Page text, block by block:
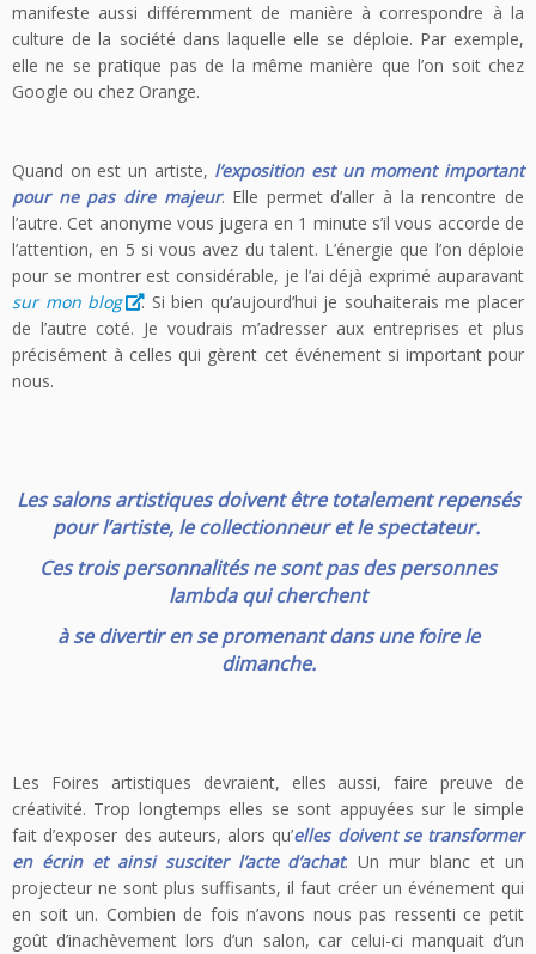
manifeste aussi différemment de manière à correspondre à la
culture de la société dans laquelle elle se déploie. Par exemple,
elle ne se pratique pas de la même manière que l’on soit chez
Google ou chez Orange.
Quand on est un artiste, l’exposition est un moment important
pour ne pas dire majeur. Elle permet d’aller à la rencontre de
l’autre. Cet anonyme vous jugera en 1 minute s’il vous accorde de
l’attention, en 5 si vous avez du talent. L’énergie que l’on déploie
pour se montrer est considérable, je l’ai déjà exprimé auparavant
sur mon blog
. Si bien qu’aujourd’hui je souhaiterais me placer
de l’autre coté. Je voudrais m’adresser aux entreprises et plus
précisément à celles qui gèrent cet événement si important pour
nous.
Les salons artistiques doivent être totalement repensés
pour l’artiste, le collectionneur et le spectateur.
Ces trois personnalités ne sont pas des personnes
lambdaqui cherchent
à se divertir en se promenant dans une foire le
dimanche.
Les Foires artistiques devraient, elles aussi, faire preuve de
créativité. Trop longtemps elles se sont appuyées sur le simple
fait d’exposer des auteurs, alors qu’elles doivent se transformer
en écrin et ainsi susciter l’acte d’achat. Un mur blanc et un
projecteur ne sont plus suffisants, il faut créer un événement qui
en soit un. Combien de fois n’avons nous pas ressenti ce petit
goût d’inachèvement lors d’un salon, car celui-ci manquait d’un